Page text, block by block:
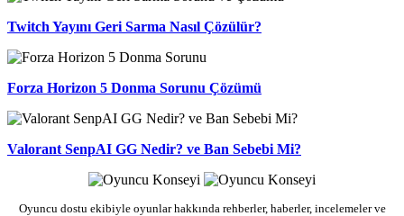
Twitch Yayını Geri Sarma Nasıl Çözülür?
Forza Horizon 5 Donma Sorunu Çözümü
Valorant SenpAI GG Nedir? ve Ban Sebebi Mi?
Oyuncu dostu ekibiyle oyunlar hakkında rehberler, haberler, incelemeler ve